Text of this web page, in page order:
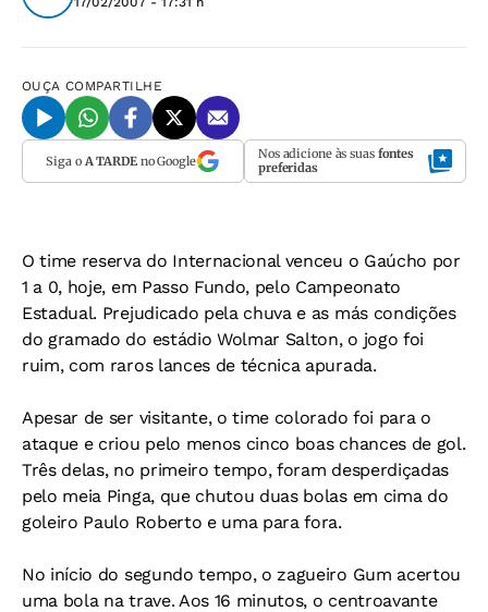
OUÇA COMPARTILHE
Siga o A TARDEno Google Nos adicione às suas fontes
preferidas
O time reserva do Internacional venceu o Gaúcho por
1 a 0, hoje, em Passo Fundo, pelo Campeonato
Estadual. Prejudicado pela chuva e as más condições
do gramado do estádio Wolmar Salton, o jogo foi
ruim, com raros lances de técnica apurada.
Apesar de ser visitante, o time colorado foi para o
ataque e criou pelo menos cinco boas chances de gol.
Três delas, no primeiro tempo, foram desperdiçadas
pelo meia Pinga, que chutou duas bolas em cima do
goleiro Paulo Roberto e uma para fora.
No início do segundo tempo, o zagueiro Gum acertou
uma bola na trave. Aos 16 minutos, o centroavante